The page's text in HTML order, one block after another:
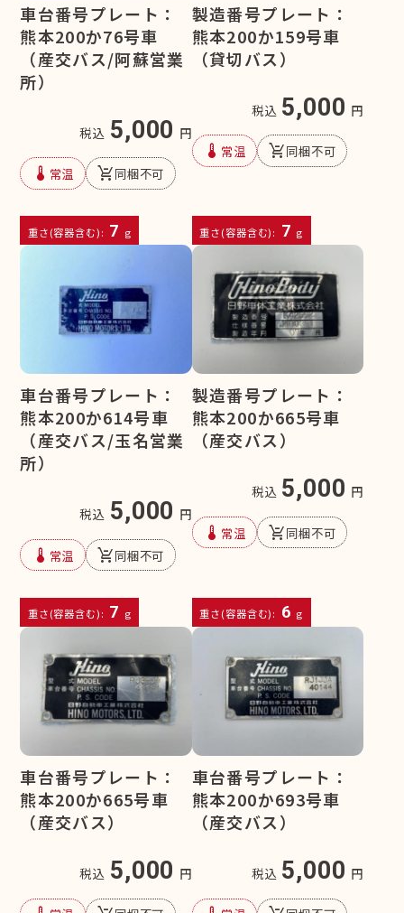
車台番号プレート：
熊本200か76号車
（産交バス/阿蘇営業
所）
税込 5,000 円
device_thermostat 常温 remove_shopping_cart同梱不可
重さ(容器含む): 7 g
製造番号プレート：
熊本200か159号車
（貸切バス）
税込 5,000 円
device_thermostat 常温 remove_shopping_cart同梱不可
重さ(容器含む): 7 g
車台番号プレート：
熊本200か614号車
（産交バス/玉名営業
所）
税込 5,000 円
device_thermostat 常温 remove_shopping_cart同梱不可
重さ(容器含む): 7 g
製造番号プレート：
熊本200か665号車
（産交バス）
税込 5,000 円
device_thermostat 常温 remove_shopping_cart同梱不可
重さ(容器含む): 6 g
車台番号プレート：
熊本200か665号車
（産交バス）
税込 5,000 円
車台番号プレート：
熊本200か693号車
（産交バス）
税込 5,000 円